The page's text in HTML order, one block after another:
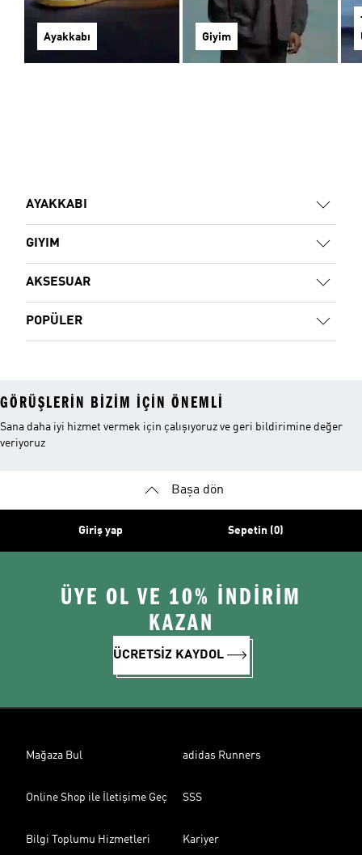
Ayakkabı Giyim
AYAKKABI
GIYIM
AKSESUAR
POPÜLER
GÖRÜŞLERIN BIZIM IÇIN ÖNEMLI
Sana daha iyi hizmet vermek için çalışıyoruz ve geri bildirimine değer
veriyoruz
Başa dön
Giriş yap Sepetin (0)
ÜYE OL VE 10% İNDİRİM
KAZAN
ÜCRETSİZ KAYDOL
Mağaza Bul adidas Runners
Online Shop ile İletişime Geç SSS
Bilgi Toplumu Hizmetleri Kariyer